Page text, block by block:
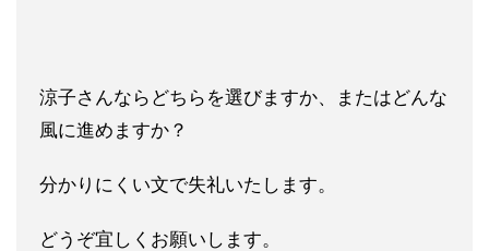
涼子さんならどちらを選びますか、またはどんな
風に進めますか？
分かりにくい文で失礼いたします。
どうぞ宜しくお願いします。